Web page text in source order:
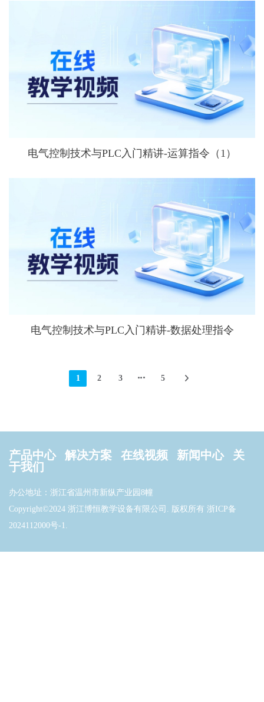
电气控制技术与PLC入门精讲-运算指令（1）
电气控制技术与PLC入门精讲-数据处理指令
1 2 3 5
产品中心 解决方案 在线视频 新闻中心
关
于我们
办公地址：浙江省温州市新纵产业园8幢
Copyright©2024 浙江博恒教学设备有限公司. 版权所有 浙ICP备
2024112000号-1